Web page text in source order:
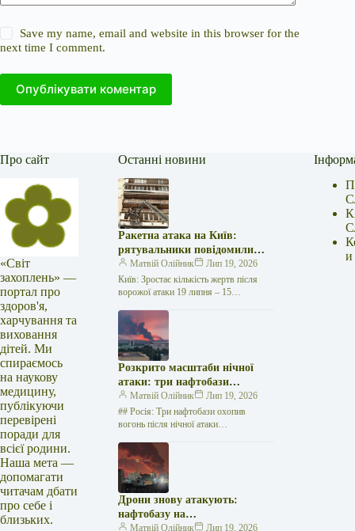
Save my name, email and website in this browser for the
next time I comment.
Опублікувати коментар
Про сайт
«Світ
захоплень» —
портал про
здоров'я,
харчування та
виховання
дітей. Ми
спираємось
на наукову
медицину,
публікуючи
перевірені
поради для
всієї родини.
Наша мета —
допомагати
читачам дбати
про себе і
близьких.
Останні новини
Ракетна атака на Київ:
рятувальники повідомили
про 15 поранених
Матвій Олійник
Лип 19, 2026
Київ: Зростає кількість жертв після
ворожої атаки 19 липня – 15
російської агресії, що сталася у
столиці…
Розкрито масштаби нічної
атаки: три нафтобази
палають у Ставрополі –
OSINT-аналіз
Матвій Олійник
Лип 19, 2026
## Росія: Три нафтобази охопив
вогонь після нічної атаки
відсотків життя. Кропивницький»
підтримує хворих на…
Дрони знову атакують:
нафтобазу на
Ставропольщині вражено
Матвій Олійник Лип 19, 2026
и